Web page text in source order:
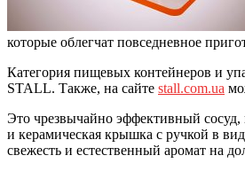
которые облегчат повседневное
Категория пищевых контейнеров и
STALL. Также, на сайте stall.com.ua
Это чрезвычайно эффективный сосуд,
и керамическая крышка с ручкой в
свежесть и естественный аромат на